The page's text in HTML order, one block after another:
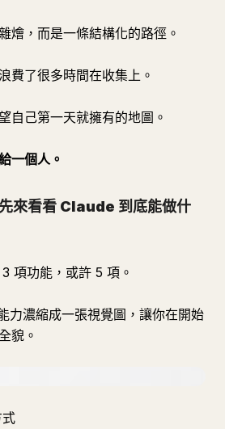
燴，而是一條結構化的路徑。
費了很多時間在收集上。
自己第一天就擁有的地圖。
一個人。
來看看 Claude 到底能做什
項功能，或許 5 項。
力濃縮成一張視覺圖，讓你在開始
貌。